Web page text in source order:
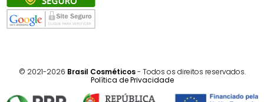
© 2021-2026 Brasil Cosméticos- Todos os direitos reservados.
Política de Privacidade